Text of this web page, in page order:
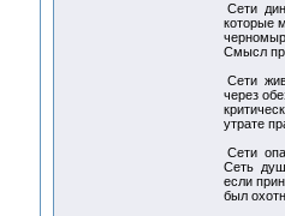
Сети
которые
Смысл
Сети
через
утрате
Сети
Сеть
если
был